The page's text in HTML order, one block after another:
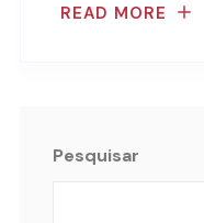
READ MORE
Pesquisar